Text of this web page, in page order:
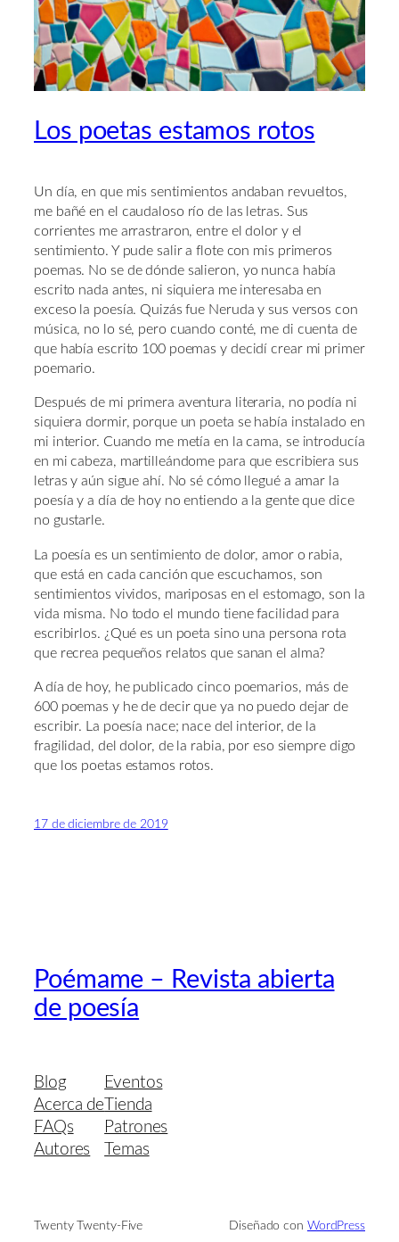
Los poetas estamos rotos
Un día, en que mis sentimientos andaban revueltos,
me bañé en el caudaloso río de las letras. Sus
corrientes me arrastraron, entre el dolor y el
sentimiento. Y pude salir a flote con mis primeros
poemas. No se de dónde salieron, yo nunca había
escrito nada antes, ni siquiera me interesaba en
exceso la poesía. Quizás fue Neruda y sus versos con
música, no lo sé, pero cuando conté, me di cuenta de
que había escrito 100 poemas y decidí crear mi primer
poemario.
Después de mi primera aventura literaria, no podía ni
siquiera dormir, porque un poeta se había instalado en
mi interior. Cuando me metía en la cama, se introducía
en mi cabeza, martilleándome para que escribiera sus
letras y aún sigue ahí. No sé cómo llegué a amar la
poesía y a día de hoy no entiendo a la gente que dice
no gustarle.
La poesía es un sentimiento de dolor, amor o rabia,
que está en cada canción que escuchamos, son
sentimientos vividos, mariposas en el estomago, son la
vida misma. No todo el mundo tiene facilidad para
escribirlos. ¿Qué es un poeta sino una persona rota
que recrea pequeños relatos que sanan el alma?
A día de hoy, he publicado cinco poemarios, más de
600 poemas y he de decir que ya no puedo dejar de
escribir. La poesía nace; nace del interior, de la
fragilidad, del dolor, de la rabia, por eso siempre digo
que los poetas estamos rotos.
17 de diciembre de 2019
Poémame – Revista abierta
de poesía
Blog
Acerca de
FAQs
Autores
Eventos
Tienda
Patrones
Temas
Twenty Twenty-Five Diseñado con WordPress